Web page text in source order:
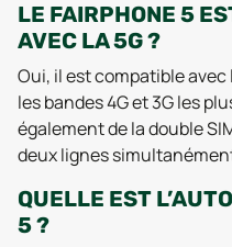
LE FAIRPHONE 5
AVEC LA 5G ?
Oui, il est compatible avec
les bandes 4G et 3G les
également de la double
deux lignes
QUELLE EST
5 ?